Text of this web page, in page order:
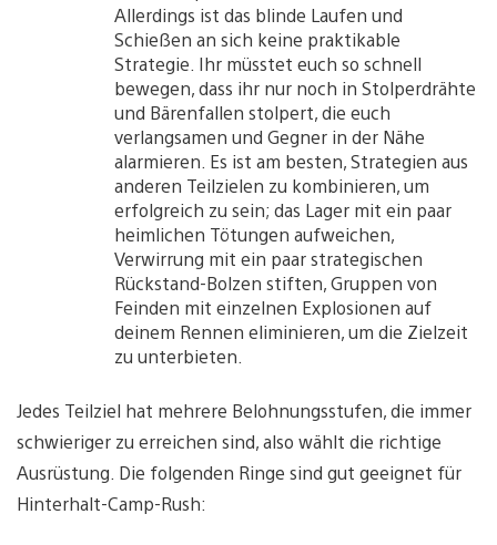
Allerdings ist das blinde Laufen und
Schießen an sich keine praktikable
Strategie. Ihr müsstet euch so schnell
bewegen, dass ihr nur noch in Stolperdrähte
und Bärenfallen stolpert, die euch
verlangsamen und Gegner in der Nähe
alarmieren. Es ist am besten, Strategien aus
anderen Teilzielen zu kombinieren, um
erfolgreich zu sein; das Lager mit ein paar
heimlichen Tötungen aufweichen,
Verwirrung mit ein paar strategischen
Rückstand-Bolzen stiften, Gruppen von
Feinden mit einzelnen Explosionen auf
deinem Rennen eliminieren, um die Zielzeit
zu unterbieten.
Jedes Teilziel hat mehrere Belohnungsstufen, die immer
schwieriger zu erreichen sind, also wählt die richtige
Ausrüstung. Die folgenden Ringe sind gut geeignet für
Hinterhalt-Camp-Rush: